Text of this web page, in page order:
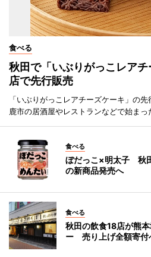
食べる
秋田で「いぶりがっこレア
店で先行販売
「いぶりがっこレアチーズケーキ」の
鹿市の居酒屋やレストランなどで始まっ
食べる
ぼだっこ×明太子 秋
の新商品発売へ
食べる
秋田の飲食18店が熊
ー 売り上げ全額寄付